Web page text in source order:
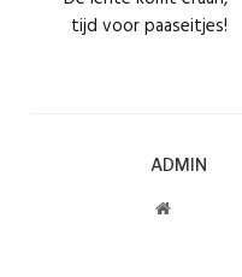
tijd voor paaseitjes!
ADMIN
Website